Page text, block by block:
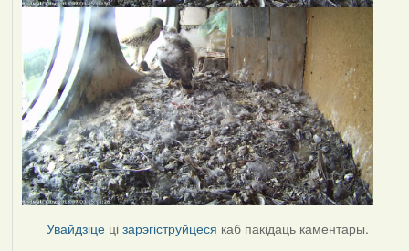
Увайдзіце цізарэгіструйцеся каб пакідаць каментары.